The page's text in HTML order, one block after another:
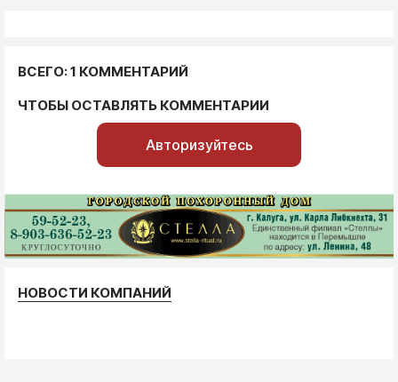
ВСЕГО: 1 КОММЕНТАРИЙ
ЧТОБЫ ОСТАВЛЯТЬ КОММЕНТАРИИ
Авторизуйтесь
НОВОСТИ КОМПАНИЙ